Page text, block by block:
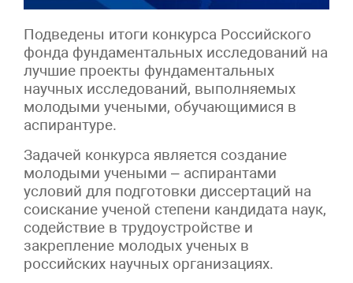
Подведены итоги конкурса Российского
фонда фундаментальных исследований на
лучшие проекты фундаментальных
научных исследований, выполняемых
молодыми учеными, обучающимися в
аспирантуре.
Задачей конкурса является создание
молодыми учеными – аспирантами
условий для подготовки диссертаций на
соискание ученой степени кандидата наук,
содействие в трудоустройстве и
закрепление молодых ученых в
российских научных организациях.